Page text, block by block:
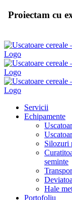
Skip
Proiectam cu
Servicii
Echipamente
Silozuri
seminte
Hale
Portofoliu